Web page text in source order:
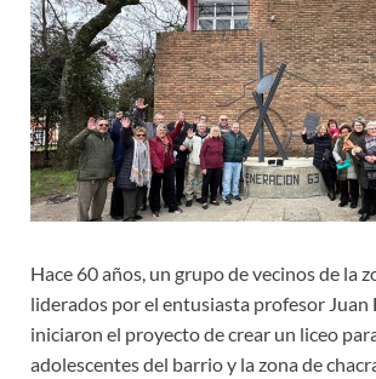
Hace 60 años, un grupo de vecinos de la
liderados por el entusiasta profesor Juan
iniciaron el proyecto de crear un liceo
adolescentes del barrio y la zona de